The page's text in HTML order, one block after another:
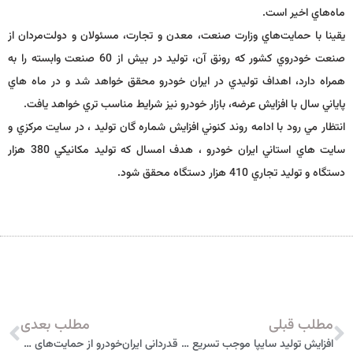
ماه‌هاي اخير است.
يقينا با حمايت‌هاي وزارت صنعت، معدن و تجارت، مسئولان و دولت‌مردان از
صنعت خودروي كشور كه رونق آن، توليد در بيش از 60 صنعت وابسته را به
همراه دارد، اهداف توليدي در ايران خودرو محقق خواهد شد و در ماه هاي
پاياني سال با افزايش عرضه، بازار خودرو نيز شرايط مناسب تري خواهد يافت.
انتظار مي رود با ادامه روند كنوني افزايش شماره گان توليد ، در سايت مركزي و
سايت هاي استاني ايران خودرو ، هدف امسال كه توليد مكانيكي 380 هزار
دستگاه و توليد تجاري 410 هزار دستگاه محقق شود.
مطلب قبلی
افزايش توليد سايپا موجب تسريع در تحويل خودرو است/ همه خودروها در اسرع وقت تحويل مشتريان مي‌شود/ سايپا آينده‌اي مطلوب براي صنعت خودرو رقم خواهد زد
مطلب بعدی
قدردانی ایران‌خودرو از حمایت‌های بانک مرکزی از خودروسازان